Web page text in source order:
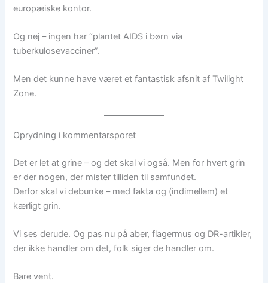
europæiske kontor.
Og nej – ingen har “plantet AIDS i børn via
tuberkulosevacciner”.
Men det kunne have været et fantastisk afsnit af Twilight
Zone.
Oprydning i kommentarsporet
Det er let at grine – og det skal vi også. Men for hvert grin
er der nogen, der mister tilliden til samfundet.
Derfor skal vi debunke – med fakta og (indimellem) et
kærligt grin.
Vi ses derude. Og pas nu på aber, flagermus og DR-artikler,
der ikke handler om det, folk siger de handler om.
Bare vent.